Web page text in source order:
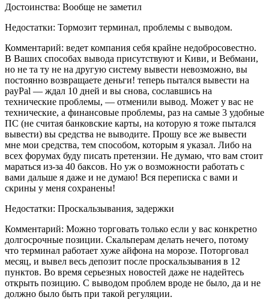
Достоинства: Вообще не заметил
Недостатки: Тормозит терминал, проблемы с выводом.
Комментарий: ведет компания себя крайне недобросовестно.
В Ваших способах вывода присутствуют и Киви, и Вебмани,
но не та ту не на другую систему вывести невозможно, вы
постоянно возвращаете деньги! теперь пытался вывести на
payPal — ждал 10 дней и вы снова, сославшись на
технические проблемы, — отменили вывод. Может у вас не
технические, а финансовые проблемы, раз на самые 3 удобные
ПС (не считая банковские карты, на которую я тоже пытался
вывести) вы средства не выводите. Прошу все же вывести
мне мои средства, тем способом, которым я указал. Либо на
всех форумах буду писать претензии. Не думаю, что вам стоит
мараться из-за 40 баксов. Но уж о возможности работать с
вами дальше я даже и не думаю! Вся переписка с вами и
скрины у меня сохранены!
Недостатки: Проскальзывания, задержки
Комментарий: Можно торговать только если у вас конкретно
долгосрочные позиции. Скальперам делать нечего, потому
что терминал работает хуже айфона на морозе. Поторговал
месяц, и вывел весь депозит после проскальзывания в 12
пунктов. Во время серьезных новостей даже не надейтесь
открыть позицию. С выводом проблем вроде не было, да и не
должно было быть при такой регуляции.